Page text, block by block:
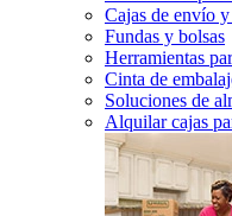
Cajas de envío
Fundas y bolsas
Herramientas
Cinta de
Soluciones de
Alquilar cajas